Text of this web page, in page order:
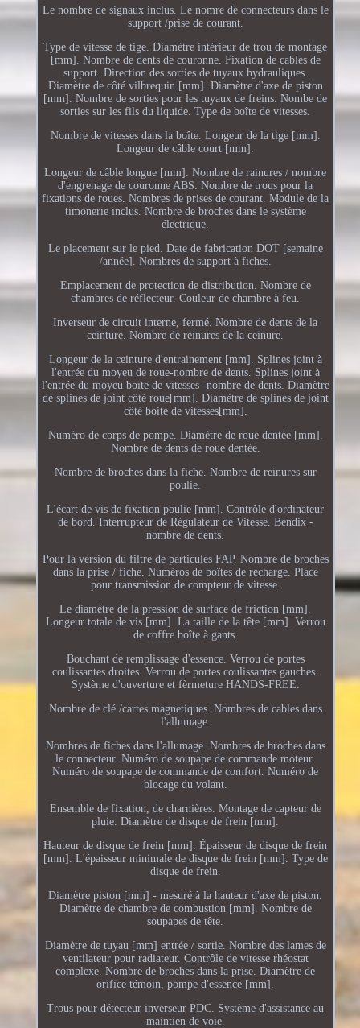
Le nombre de signaux inclus. Le nomre de connecteurs dans le
support /prise de courant.
Type de vitesse de tige. Diamètre intérieur de trou de montage
[mm]. Nombre de dents de couronne. Fixation de cables de
support. Direction des sorties de tuyaux hydrauliques.
Diamètre de côté vilbrequin [mm]. Diamètre d'axe de piston
[mm]. Nombre de sorties pour les tuyaux de freins. Nombe de
sorties sur les fils du liquide. Type de boîte de vitesses.
Nombre de vitesses dans la boîte. Longeur de la tige [mm].
Longeur de câble court [mm].
Longeur de câble longue [mm]. Nombre de rainures / nombre
d'engrenage de couronne ABS. Nombre de trous pour la
fixations de roues. Nombres de prises de courant. Module de la
timonerie inclus. Nombre de broches dans le système
électrique.
Le placement sur le pied. Date de fabrication DOT [semaine
/année]. Nombres de support à fiches.
Emplacement de protection de distribution. Nombre de
chambres de réflecteur. Couleur de chambre à feu.
Inverseur de circuit interne, fermé. Nombre de dents de la
ceinture. Nombre de reinures de la ceinure.
Longeur de la ceinture d'entrainement [mm]. Splines joint à
l'entrée du moyeu de roue-nombre de dents. Splines joint à
l'entrée du moyeu boite de vitesses -nombre de dents. Diamètre
de splines de joint côté roue[mm]. Diamètre de splines de joint
côté boite de vitesses[mm].
Numéro de corps de pompe. Diamètre de roue dentée [mm].
Nombre de dents de roue dentée.
Nombre de broches dans la fiche. Nombre de reinures sur
poulie.
L'écart de vis de fixation poulie [mm]. Contrôle d'ordinateur
de bord. Interrupteur de Régulateur de Vitesse. Bendix -
nombre de dents.
Pour la version du filtre de particules FAP. Nombre de broches
dans la prise / fiche. Numéros de boîtes de recharge. Place
pour transmission de compteur de vitesse.
Le diamètre de la pression de surface de friction [mm].
Longeur totale de vis [mm]. La taille de la tête [mm]. Verrou
de coffre boîte à gants.
Bouchant de remplissage d'essence. Verrou de portes
coulissantes droites. Verrou de portes coulissantes gauches.
Système d'ouverture et fèrmeture HANDS-FREE.
Nombre de clé /cartes magnetiques. Nombres de cables dans
l'allumage.
Nombres de fiches dans l'allumage. Nombres de broches dans
le connecteur. Numéro de soupape de commande moteur.
Numéro de soupape de commande de comfort. Numéro de
blocage du volant.
Ensemble de fixation, de charnières. Montage de capteur de
pluie. Diamètre de disque de frein [mm].
Hauteur de disque de frein [mm]. Épaisseur de disque de frein
[mm]. L'épaisseur minimale de disque de frein [mm]. Type de
disque de frein.
Diamètre piston [mm] - mesuré à la hauteur d'axe de piston.
Diamètre de chambre de combustion [mm]. Nombre de
soupapes de tête.
Diamètre de tuyau [mm] entrée / sortie. Nombre des lames de
ventilateur pour radiateur. Contrôle de vitesse rhéostat
complexe. Nombre de broches dans la prise. Diamètre de
orifice témoin, pompe d'essence [mm].
Trous pour détecteur inverseur PDC. Système d'assistance au
maintien de voie.